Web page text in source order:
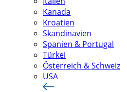
Kanada
Kroatien
Skandinavien
Spanien & Portugal
Türkei
Österreich & Schweiz
USA